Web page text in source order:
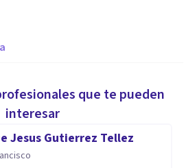
que te pueden
interesar
Jesus Gutierrez Tellez